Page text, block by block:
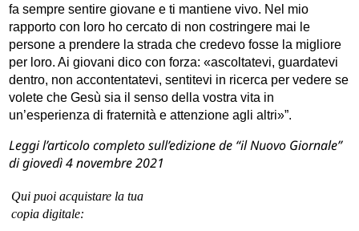
fa sempre sentire giovane e ti mantiene vivo. Nel mio
rapporto con loro ho cercato di non costringere mai le
persone a prendere la strada che credevo fosse la migliore
per loro. Ai giovani dico con forza: «ascoltatevi, guardatevi
dentro, non accontentatevi, sentitevi in ricerca per vedere se
volete che Gesù sia il senso della vostra vita in
un’esperienza di fraternità e attenzione agli altri»”.
Leggi l’articolo completo sull’edizione de “il Nuovo Giornale”
di giovedì 4 novembre 2021
Qui puoi acquistare la tua
copia digitale: